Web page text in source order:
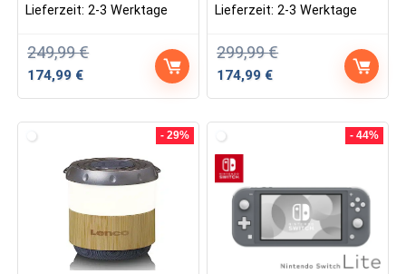
249,99€
Ursprünglicher
174,99 €Aktueller
Lieferzeit:2-3 Werktage
299,99€
Ursprünglicher
174,99 €Aktueller
Lieferzeit:2-3 Werktage
- 29% - 44%